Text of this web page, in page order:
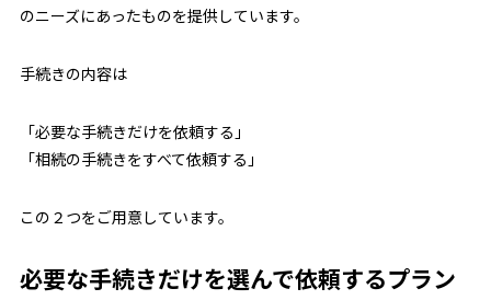
のニーズにあったものを提供しています。
手続きの内容は
「必要な手続きだけを依頼する」
「相続の手続きをすべて依頼する」
この２つをご用意しています。
必要な手続きだけを選んで依頼するプラン